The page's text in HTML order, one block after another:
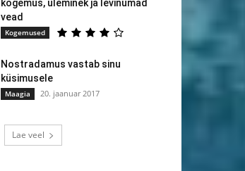
kogemus, üleminek ja levinumad
vead
Kogemused
Nostradamus vastab sinu
küsimusele
Maagia 20. jaanuar 2017
Lae veel